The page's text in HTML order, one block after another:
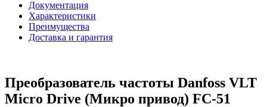
Документация
Характеристики
Преимущества
Доставка и гарантия
Преобразователь частоты Danfoss VLT
Micro Drive (Микро привод) FC-51